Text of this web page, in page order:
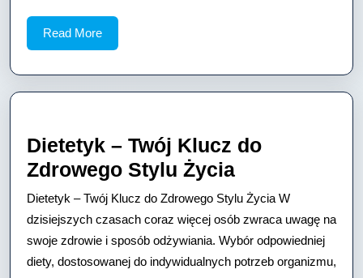
stylu
życia
Read MoreRead
More
Dietetyk – Twój Klucz do
Zdrowego Stylu ŻyciaDietetyk
–
Twój
Klucz
do
Dietetyk – Twój Klucz do Zdrowego Stylu Życia W
dzisiejszych czasach coraz więcej osób zwraca uwagę na
swoje zdrowie i sposób odżywiania. Wybór odpowiedniej
diety, dostosowanej do indywidualnych potrzeb organizmu,